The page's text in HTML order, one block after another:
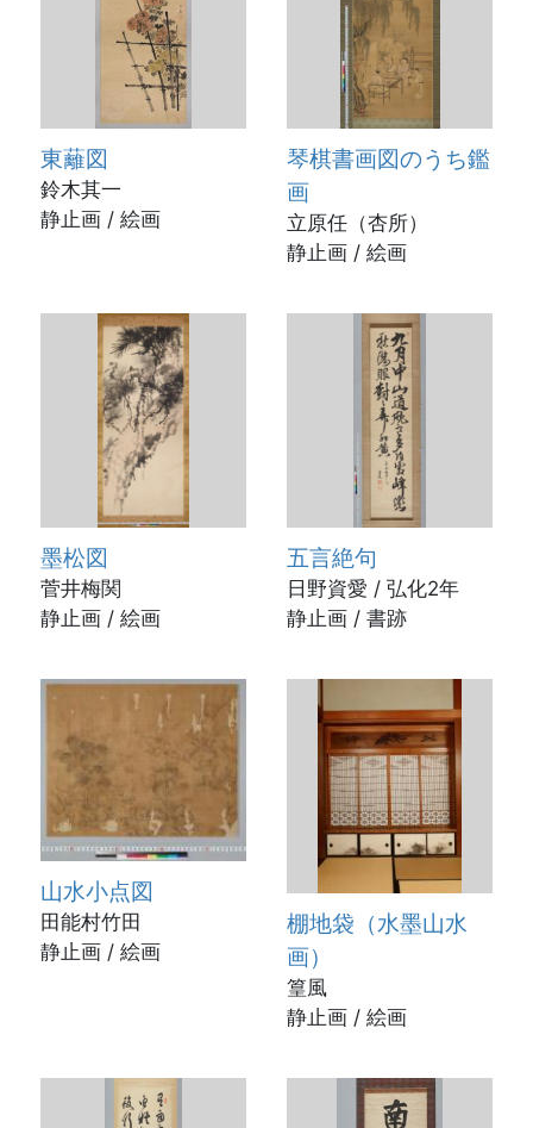
東蘺図
鈴木其一
静止画 / 絵画
琴棋書画図のうち鑑
画
立原任（杏所）
静止画 / 絵画
墨松図
菅井梅関
静止画 / 絵画
五言絶句
日野資愛 / 弘化2年
静止画 / 書跡
山水小点図
田能村竹田
静止画 / 絵画
棚地袋（水墨山水
画）
篁風
静止画 / 絵画